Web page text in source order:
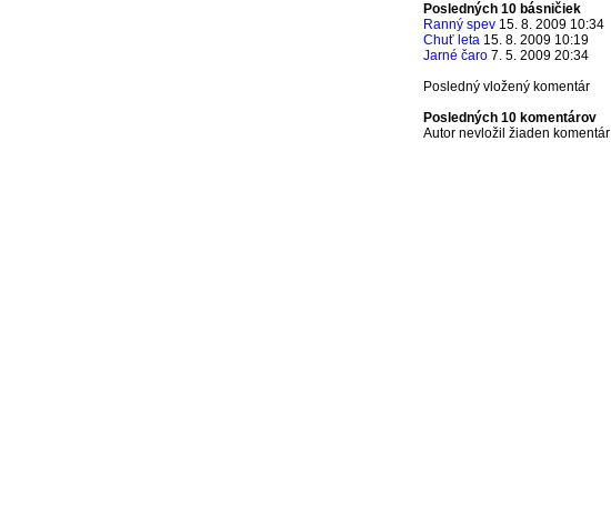
Posledných 10 básničiek
Ranný spev 15. 8. 2009 10:34
Chuť leta 15. 8. 2009 10:19
Jarné čaro 7. 5. 2009 20:34
Posledný vložený komentár
Posledných 10 komentárov
Autor nevložil žiaden komentár